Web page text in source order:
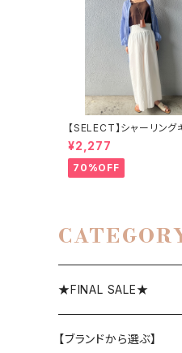
【SELECT】シャーリング
ザーパンツ
¥2,277
70%OFF
★FINAL SALE★
【ブランドから選ぶ】